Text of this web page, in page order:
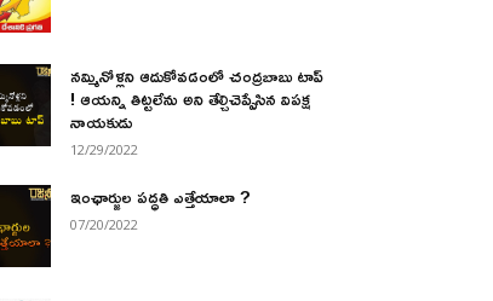
నమ్మినోళ్లని ఆదుకోవడంలో చంద్రబాబు టాప్
! ఆయన్ని తిట్టలేను అని తేల్చిచెప్పేసిన విపక్ష
నాయకుడు
12/29/2022
ఇంఛార్జుల పద్ధతి ఎత్తేయాలా ?
07/20/2022